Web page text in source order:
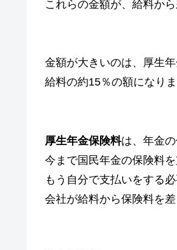
これらの金額が、給料か
金額が大きいのは、厚生
給料の約15％の額になりま
厚生年金保険料は、年金の
今まで国民年金の保険料
もう自分で支払いをする必
会社が給料から保険料を